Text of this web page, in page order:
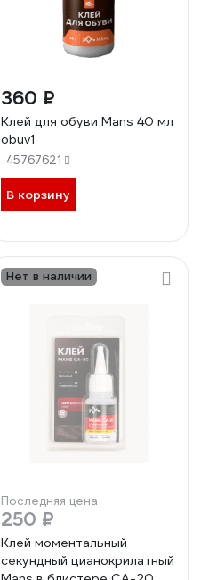
360 ₽
Клей для обуви Mans 40 мл
obuv1
45767621
В корзину
Нет в наличии
Последняя цена
250 ₽
Клей моментальный
секундный цианокрилатный